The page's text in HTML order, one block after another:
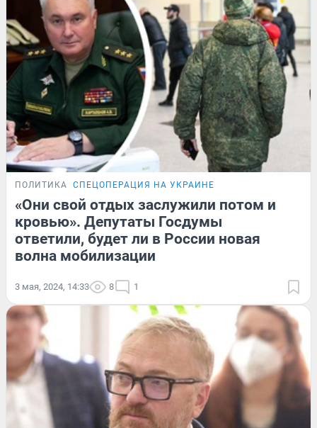
ПОЛИТИКА СПЕЦОПЕРАЦИЯ НА УКРАИНЕ
«Они свой отдых заслужили потом и
кровью». Депутаты Госдумы
ответили, будет ли в России новая
волна мобилизации
3 мая, 2024, 14:33 8 1